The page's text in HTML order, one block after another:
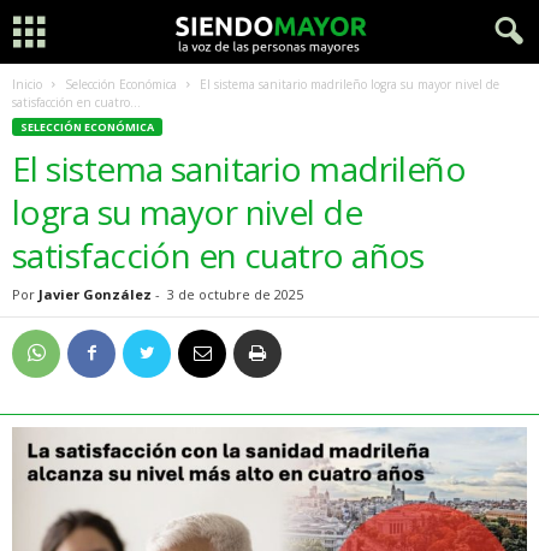
Inicio Selección Económica
El sistema sanitario madrileño logra su mayor nivel de
satisfacción en cuatro...
SELECCIÓN ECONÓMICA
El sistema sanitario madrileño
logra su mayor nivel de
satisfacción en cuatro años
Por Javier González - 3 de octubre de 2025